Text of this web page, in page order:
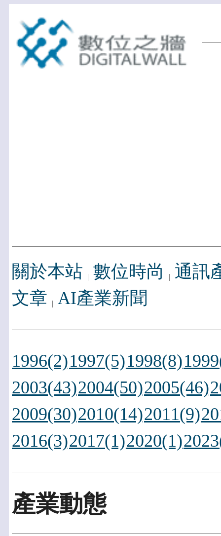
關於本站 數位時尚
通訊
文章 AI產業新聞
1996(2)1997(5)1998(8)
2003(43)2004(50)2005(46)
2009(30)2010(14)2011(9)
2016(3)2017(1)2020(1)
產業動態